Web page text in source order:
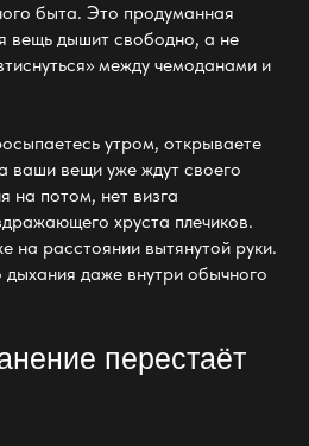
быта. Это продуманная
вещь дышит свободно, а не
между чемоданами и
утром, открываете
ваши вещи уже ждут своего
на потом, нет визга
хруста плечиков.
на расстоянии вытянутой руки.
даже внутри обычного
перестаёт